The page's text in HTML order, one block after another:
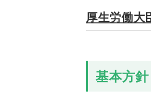
厚生労働大
基本方